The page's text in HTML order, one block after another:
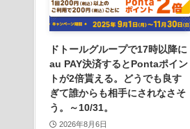
ドトールグループで17時以降に
au PAY決済するとPontaポイン
トが2倍貰える。どうでも良す
ぎて誰からも相手にされなさそ
う。～10/31。
2026年8月6日